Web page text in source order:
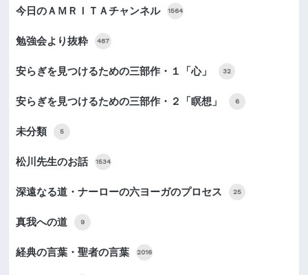
今日のＡＭＲＩＴＡチャンネル 1564
勉強会より抜粋 487
安らぎを見つけるための三部作・１「心」 32
安らぎを見つけるための三部作・２「瞑想」 6
未分類 5
松川先生のお話 1534
深遠なる道・ナーローの六ヨーガのプロセス 25
真我への道 9
経典の言葉・聖者の言葉 2016